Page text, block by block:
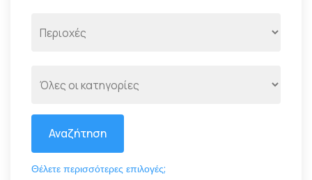
Αναζήτηση
Θέλετε περισσότερες επιλογές;